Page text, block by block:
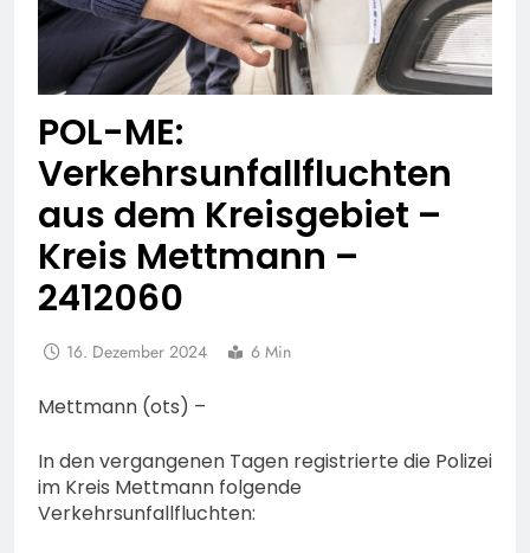
POL-ME:
Verkehrsunfallfluchten
aus dem Kreisgebiet –
Kreis Mettmann –
2412060
16. Dezember 2024 6 Min
Mettmann (ots) –
In den vergangenen Tagen registrierte die Polizei
im Kreis Mettmann folgende
Verkehrsunfallfluchten: